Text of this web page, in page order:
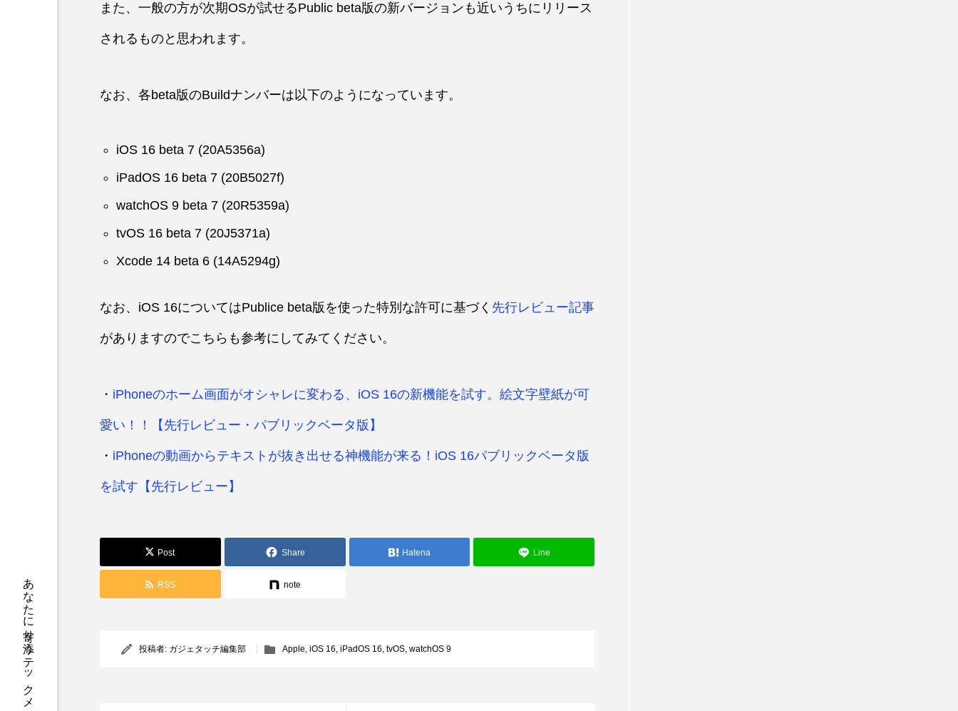
あなたに寄り添う テックメディア
また、一般の方が次期OSが試せるPublic beta版の新バージョンも近いうちにリリース
されるものと思われます。
なお、各beta版のBuildナンバーは以下のようになっています。
iOS 16 beta 7 (20A5356a)
iPadOS 16 beta 7 (20B5027f)
watchOS 9 beta 7 (20R5359a)
tvOS 16 beta 7 (20J5371a)
Xcode 14 beta 6 (14A5294g)
なお、iOS 16についてはPublice beta版を使った特別な許可に基づく 先行レビュー記事
がありますのでこちらも参考にしてみてください。
・ iPhoneのホーム画面がオシャレに変わる、iOS 16の新機能を試す。絵文字壁紙が可
愛い！！【先行レビュー・パブリックベータ版】
・ iPhoneの動画からテキストが抜き出せる神機能が来る！iOS 16パブリックベータ版
を試す【先行レビュー】
Post Share Hatena Line
RSS note
投稿者: ガジェタッチ編集部 Apple, iOS 16, iPadOS 16, tvOS, watchOS 9